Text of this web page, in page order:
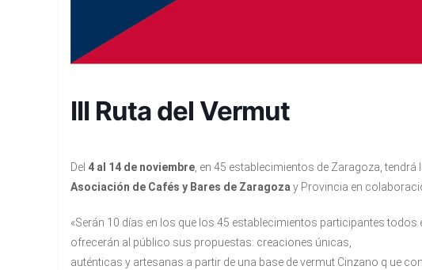
III Ruta del Vermut
Del 4 al 14 de noviembre, en 45 establecimientos de Zaragoza, tendrá
Asociación de Cafés y Bares de Zaragozay Provincia en
«Serán 10 días en los que los 45 establecimientos participantes todos
ofrecerán al público sus propuestas: creaciones únicas,
auténticas y artesanas a partir de una base de vermut Cinzano q ue